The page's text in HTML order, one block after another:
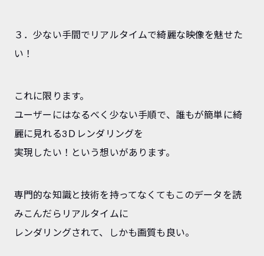
３．少ない手間でリアルタイムで綺麗な映像を魅せた
い！
これに限ります。
ユーザーにはなるべく少ない手順で、誰もが簡単に綺
麗に見れる3Ｄレンダリングを
実現したい！という想いがあります。
専門的な知識と技術を持ってなくてもこのデータを読
みこんだらリアルタイムに
レンダリングされて、しかも画質も良い。